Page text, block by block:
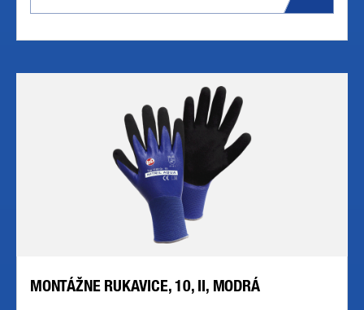
MONTÁŽNE RUKAVICE, 10, II, MODRÁ